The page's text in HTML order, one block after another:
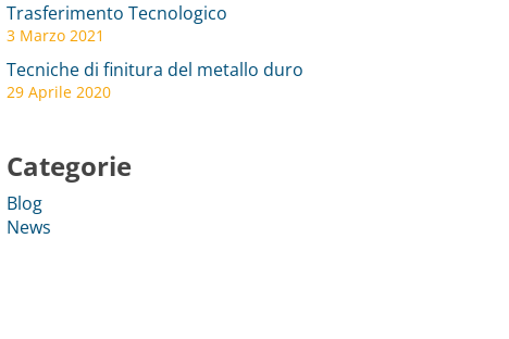
Trasferimento Tecnologico
3 Marzo 2021
Tecniche di finitura del metallo duro
29 Aprile 2020
Categorie
Blog
News